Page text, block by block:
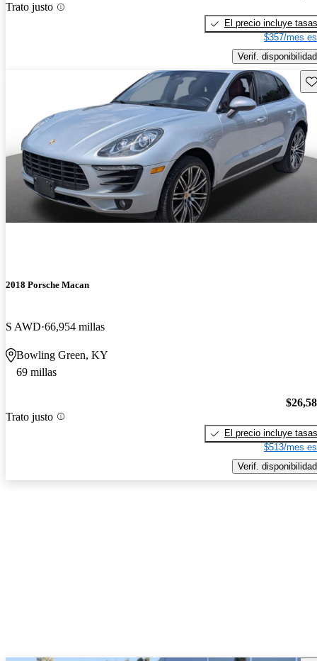
Trato justo
El precio incluye tasas
$357/mes
Verif. disponibilidad
2018 Porsche Macan
S AWD 66,954 millas
Bowling Green, KY
69 millas
Trato justo
El precio incluye tasas
$513/mes
Verif. disponibilidad